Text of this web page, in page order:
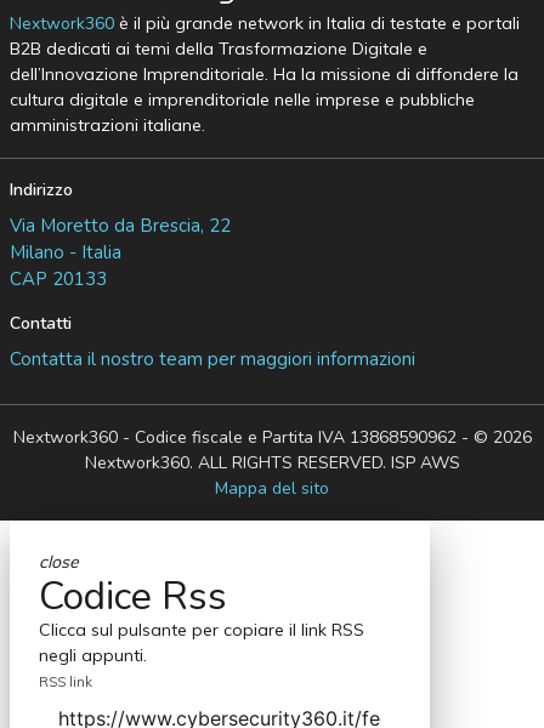
Nextwork360è il più grande network in Italia di testate e portali
B2B dedicati ai temi della Trasformazione Digitale e
dell’Innovazione Imprenditoriale. Ha la missione di diffondere la
cultura digitale e imprenditoriale nelle imprese e pubbliche
amministrazioni italiane.
Indirizzo
Via Moretto da Brescia, 22
Milano - Italia
CAP 20133
Contatti
Contatta il nostro team per maggiori informazioni
Nextwork360 - Codice fiscale e Partita IVA 13868590962 - © 2026
Nextwork360. ALL RIGHTS RESERVED. ISP AWS
Mappa del sito
close
Codice Rss
Clicca sul pulsante per copiare il link RSS
negli appunti.
RSS link